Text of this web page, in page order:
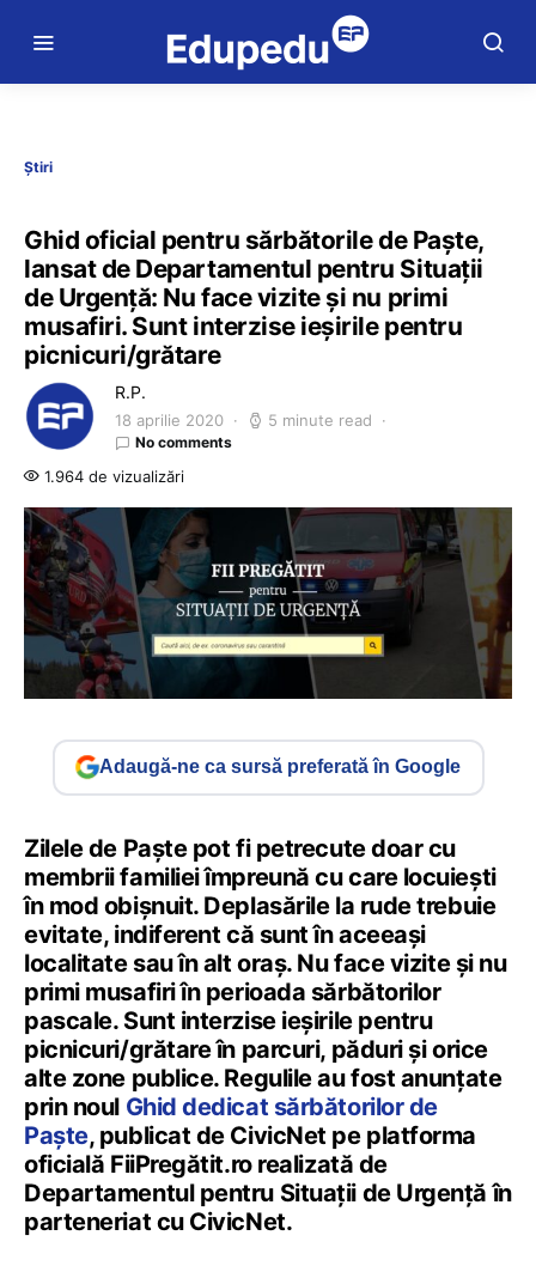
Știri
Ghid oficial pentru sărbătorile de Paște,
lansat de Departamentul pentru Situații
de Urgență: Nu face vizite și nu primi
musafiri. Sunt interzise ieșirile pentru
picnicuri/grătare
R.P.
18 aprilie 2020 5 minute read
No comments
1.964 de vizualizări
Adaugă-ne ca sursă preferată în Google
Zilele de Paște pot fi petrecute doar cu
membrii familiei împreună cu care locuiești
în mod obișnuit. Deplasările la rude trebuie
evitate, indiferent că sunt în aceeași
localitate sau în alt oraș. Nu face vizite și nu
primi musafiri în perioada sărbătorilor
pascale. Sunt interzise ieșirile pentru
picnicuri/grătare în parcuri, păduri și orice
alte zone publice. Regulile au fost anunțate
prin noul Ghid dedicat sărbătorilor de
Paște, publicat de CivicNet pe platforma
oficială FiiPregătit.ro realizată de
Departamentul pentru Situații de Urgență în
parteneriat cu CivicNet.